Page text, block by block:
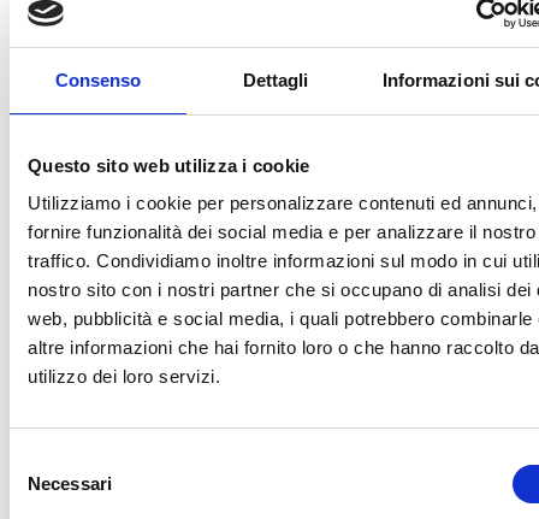
Consenso Dettagli Informazioni sui
Questo sito web utilizza i cookie
Utilizziamo i cookie per personalizzare contenuti ed
fornire funzionalità dei social media e per analizzare il nostro
traffico. Condividiamo inoltre informazioni sul modo in cui
nostro sito con i nostri partner che si occupano di analisi dei
web, pubblicità e social media, i quali potrebbero combinarle
altre informazioni che hai fornito loro o che hanno raccolto
utilizzo dei loro servizi.
delNecessari
Sommet sur la Recherche et l’Innovation 2019 – Région Lombardie